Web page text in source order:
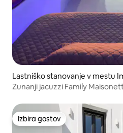
Lastniško stanovanje v mestu
Zunanji jacuzzi Family
Izbira gostov
Izbira gostov